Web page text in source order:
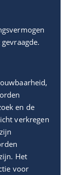
en de
verkregen
Het
voor